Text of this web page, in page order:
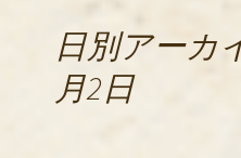
日別アーカ
月2日